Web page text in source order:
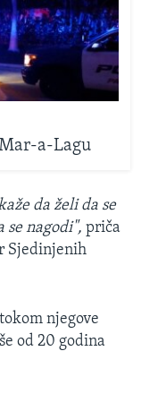
a-Lagu
da želi da se
se nagodi", priča
Sjedinjenih
njegove
od 20 godina